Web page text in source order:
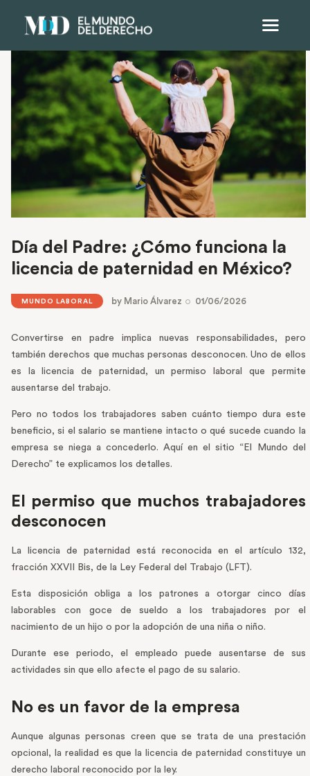
Día del Padre: ¿Cómo funciona la
licencia de paternidad en México?
MUNDO LABORAL by Mario Álvarez 01/06/2026
Convertirse en padre implica nuevas responsabilidades, pero
también derechos que muchas personas desconocen. Uno de ellos
es la licencia de paternidad, un permiso laboral que permite
ausentarse del trabajo.
Pero no todos los trabajadores saben cuánto tiempo dura este
beneficio, si el salario se mantiene intacto o qué sucede cuando la
empresa se niega a concederlo. Aquí en el sitio “El Mundo del
Derecho” te explicamos los detalles.
El permiso que muchos trabajadores
desconocen
La licencia de paternidad está reconocida en el artículo 132,
fracción XXVII Bis, de la Ley Federal del Trabajo (LFT).
Esta disposición obliga a los patrones a otorgar cinco días
laborables con goce de sueldo a los trabajadores por el
nacimiento de un hijo o por la adopción de una niña o niño.
Durante ese periodo, el empleado puede ausentarse de sus
actividades sin que ello afecte el pago de su salario.
No es un favor de la empresa
Aunque algunas personas creen que se trata de una prestación
opcional, la realidad es que la licencia de paternidad constituye un
derecho laboral reconocido por la ley.